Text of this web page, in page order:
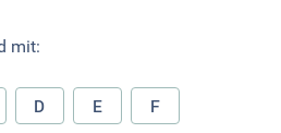
mit:
D E F